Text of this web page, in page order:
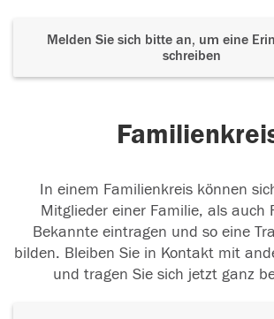
Melden Sie sich bitte an, um eine
schreiben
In einem Familienkreis können
Mitglieder einer Familie, als auch
Bekannte eintragen und so eine
bilden. Bleiben Sie in Kontakt mit
und tragen Sie sich jetzt ganz